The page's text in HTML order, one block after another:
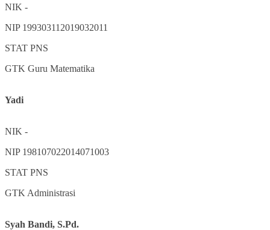
NIK -
NIP 199303112019032011
STAT PNS
GTK Guru Matematika
Yadi
NIK -
NIP 198107022014071003
STAT PNS
GTK Administrasi
Syah Bandi, S.Pd.